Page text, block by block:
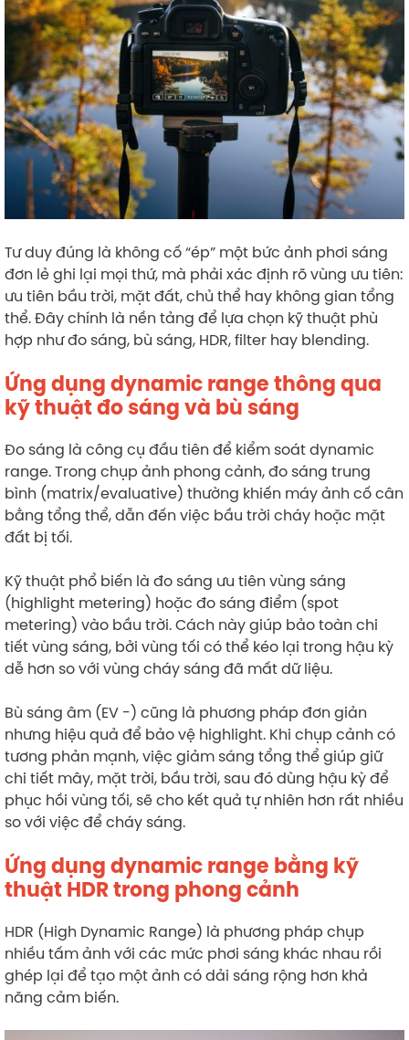
Tư duy đúng là không cố “ép” một bức ảnh phơi sáng
đơn lẻ ghi lại mọi thứ, mà phải xác định rõ vùng ưu tiên:
ưu tiên bầu trời, mặt đất, chủ thể hay không gian tổng
thể. Đây chính là nền tảng để lựa chọn kỹ thuật phù
hợp như đo sáng, bù sáng, HDR, filter hay blending.
Ứng dụng dynamic range thông qua
kỹ thuật đo sáng và bù sáng
Đo sáng là công cụ đầu tiên để kiểm soát dynamic
range. Trong chụp ảnh phong cảnh, đo sáng trung
bình (matrix/evaluative) thường khiến máy ảnh cố cân
bằng tổng thể, dẫn đến việc bầu trời cháy hoặc mặt
đất bị tối.
Kỹ thuật phổ biến là đo sáng ưu tiên vùng sáng
(highlight metering) hoặc đo sáng điểm (spot
metering) vào bầu trời. Cách này giúp bảo toàn chi
tiết vùng sáng, bởi vùng tối có thể kéo lại trong hậu kỳ
dễ hơn so với vùng cháy sáng đã mất dữ liệu.
Bù sáng âm (EV -) cũng là phương pháp đơn giản
nhưng hiệu quả để bảo vệ highlight. Khi chụp cảnh có
tương phản mạnh, việc giảm sáng tổng thể giúp giữ
chi tiết mây, mặt trời, bầu trời, sau đó dùng hậu kỳ để
phục hồi vùng tối, sẽ cho kết quả tự nhiên hơn rất nhiều
so với việc để cháy sáng.
Ứng dụng dynamic range bằng kỹ
thuật HDR trong phong cảnh
HDR (High Dynamic Range) là phương pháp chụp
nhiều tấm ảnh với các mức phơi sáng khác nhau rồi
ghép lại để tạo một ảnh có dải sáng rộng hơn khả
năng cảm biến.